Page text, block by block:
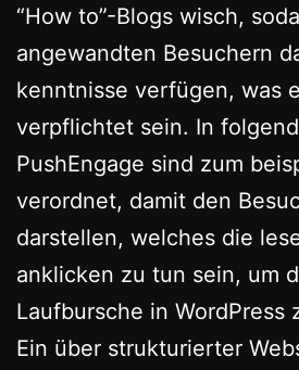
“How to”-Blogs wisch,
angewandten Besuchern
kenntnisse verfügen, was
verpflichtet sein. In
PushEngage sind zum
verordnet, damit den
darstellen, welches die
anklicken zu tun sein, um
Laufbursche in WordPress
Ein über strukturierter